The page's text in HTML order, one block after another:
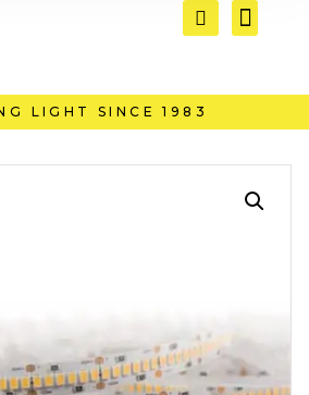
LIGHT SINCE 1983